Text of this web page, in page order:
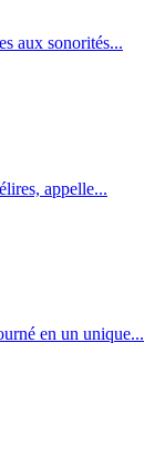
aux sonorités...
appelle...
en un unique...